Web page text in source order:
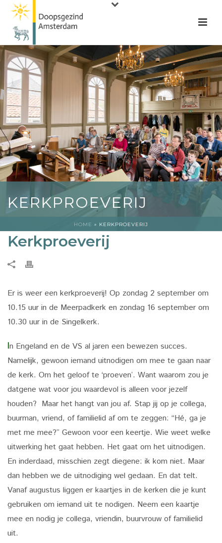
KERKPROEVERIJ
HOME » KERKPROEVERIJ
Kerkproeverij
Er is weer een kerkproeverij! Op zondag 2 september om
10.15 uur in de Meerpadkerk en zondag 16 september om
10.30 uur in de Singelkerk.
In Engeland en de VS al jaren een bewezen succes.
Namelijk, gewoon iemand uitnodigen om mee te gaan naar
de kerk. Om het geloof te ‘proeven’. Want waarom zou je
datgene wat voor jou waardevol is alleen voor jezelf
houden? Maar het hangt van jou af. Stap jij op je collega,
buurman, vriend, of familielid af om te zeggen: “Hé, ga je
met me mee?” Gewoon voor een keertje. Wie weet welke
uitwerking het gaat hebben. Het gaat om het uitnodigen.
En inderdaad, misschien zegt diegene: ik kom niet. Maar
dan hebben we de uitnodiging wel gedaan. En dat telt.
Vanaf augustus liggen er kaartjes in de kerken die je kunt
gebruiken om iemand uit te nodigen. Neem een kaartje
mee en nodig je collega, vriendin, buurvrouw of familielid
uit.